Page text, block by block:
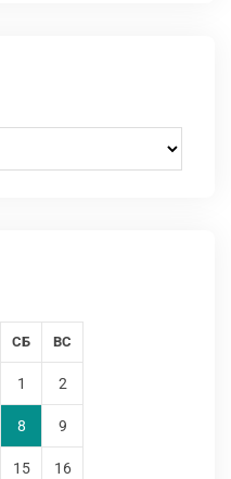
СБ ВС
1 2
8 9
15 16